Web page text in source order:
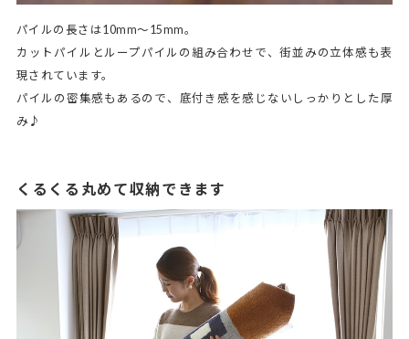
パイルの長さは10mm～15mm。
カットパイルとループパイルの組み合わせで、街並みの立体感も表
現されています。
パイルの密集感もあるので、底付き感を感じないしっかりとした厚
み♪
くるくる丸めて収納できます